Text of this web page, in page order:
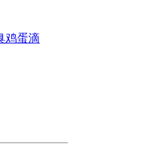
鸡蛋滴